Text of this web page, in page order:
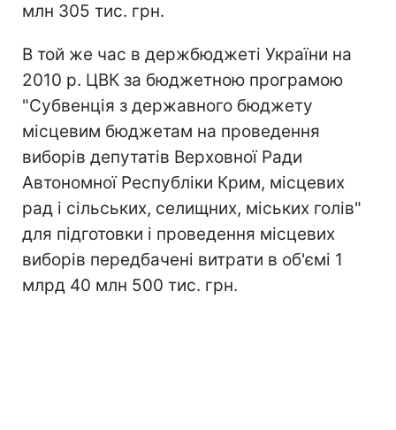
млн 305 тис. грн.
В той же час в держбюджеті України на
2010 р. ЦВК за бюджетною програмою
"Субвенція з державного бюджету
місцевим бюджетам на проведення
виборів депутатів Верховної Ради
Автономної Республіки Крим, місцевих
рад і сільських, селищних, міських голів"
для підготовки і проведення місцевих
виборів передбачені витрати в об'ємі 1
млрд 40 млн 500 тис. грн.